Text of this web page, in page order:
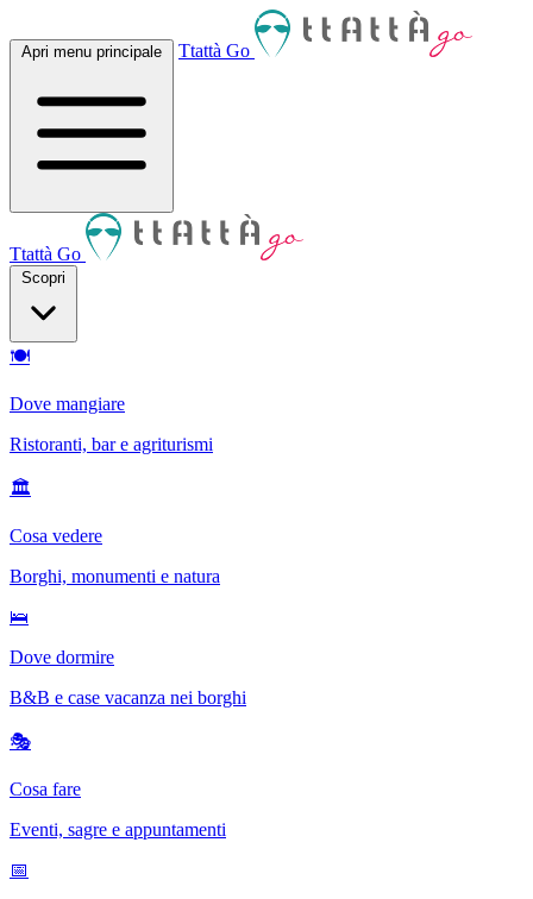
Apri menu principale Ttattà Go
Ttattà Go
Scopri
🍽
Dove mangiare
Ristoranti, bar e agriturismi
🏛
Cosa vedere
Borghi, monumenti e natura
🛌
Dove dormire
B&B e case vacanza nei borghi
🎭
Cosa fare
Eventi, sagre e appuntamenti
📅